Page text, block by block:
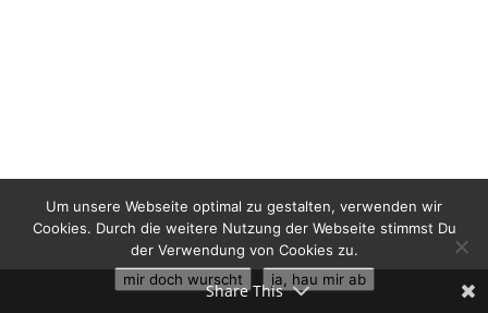
Share This
Um unsere Webseite optimal zu gestalten, verwenden wir
Cookies. Durch die weitere Nutzung der Webseite stimmst Du
der Verwendung von Cookies zu.
mir doch wurscht
ja, hau mir ab